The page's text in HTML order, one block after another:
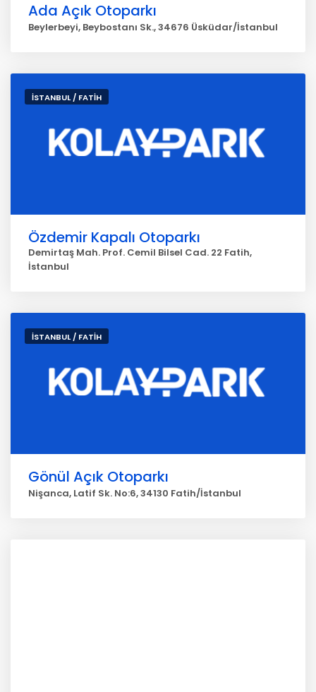
Ada Açık Otoparkı
Beylerbeyi, Beybostanı Sk., 34676 Üsküdar/İstanbul
İSTANBUL / FATİH
Özdemir Kapalı Otoparkı
Demirtaş Mah. Prof. Cemil Bilsel Cad. 22 Fatih,
İstanbul
İSTANBUL / FATİH
Gönül Açık Otoparkı
Nişanca, Latif Sk. No:6, 34130 Fatih/İstanbul